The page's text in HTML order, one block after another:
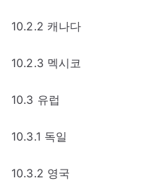
10.2.2 캐나다
10.2.3 멕시코
10.3 유럽
10.3.1 독일
10.3.2 영국